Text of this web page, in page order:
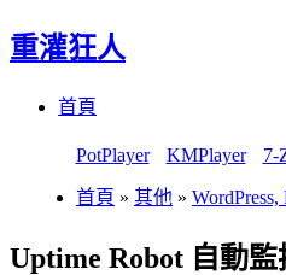
重灌狂人
首頁
PotPlayer KMPlayer 7-
首頁 » 其他 »
Uptime Robot 自動